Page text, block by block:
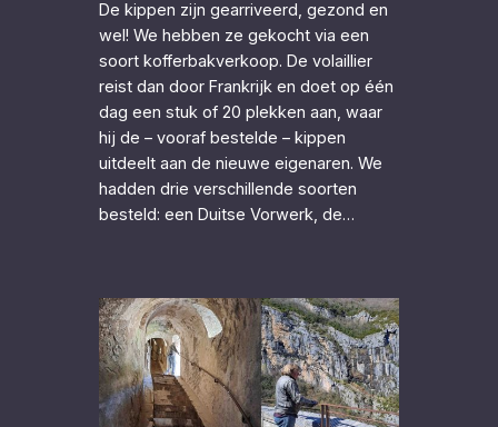
De kippen zijn gearriveerd, gezond en
wel! We hebben ze gekocht via een
soort kofferbakverkoop. De volaillier
reist dan door Frankrijk en doet op één
dag een stuk of 20 plekken aan, waar
hij de – vooraf bestelde – kippen
uitdeelt aan de nieuwe eigenaren. We
hadden drie verschillende soorten
besteld: een Duitse Vorwerk, de…